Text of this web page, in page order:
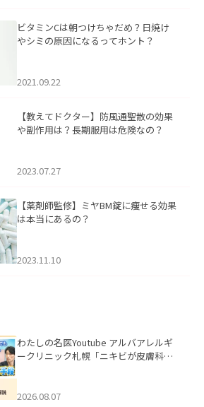
ビタミンCは朝つけちゃだめ？日焼け
やシミの原因になるってホント？
2021.09.22
【教えてドクター】防風通聖散の効果
や副作用は？長期服用は危険なの？
2023.07.27
【薬剤師監修】ミヤBM錠に痩せる効果
は本当にあるの？
2023.11.10
わたしの名医Youtube アルバアレルギ
ークリニック札幌「ニキビが皮膚科で
ました。
2026.08.07